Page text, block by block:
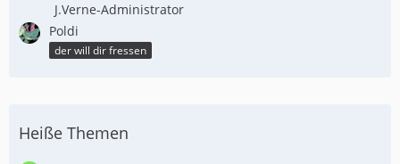
J.Verne-Administrator
Poldi
der will dir fressen
Heiße Themen